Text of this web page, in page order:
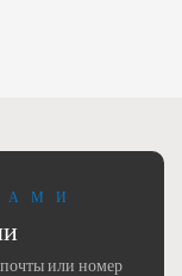
или номер